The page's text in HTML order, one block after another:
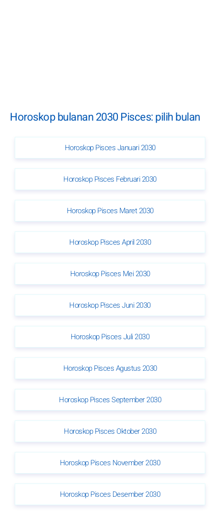
Horoskop bulanan 2030 Pisces: pilih bulan
Horoskop Pisces Januari 2030
Horoskop Pisces Februari 2030
Horoskop Pisces Maret 2030
Horoskop Pisces April 2030
Horoskop Pisces Mei 2030
Horoskop Pisces Juni 2030
Horoskop Pisces Juli 2030
Horoskop Pisces Agustus 2030
Horoskop Pisces September 2030
Horoskop Pisces Oktober 2030
Horoskop Pisces November 2030
Horoskop Pisces Desember 2030